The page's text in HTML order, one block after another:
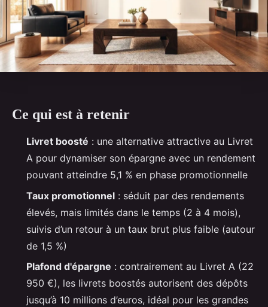
Ce qui est à retenir
Livret boosté : une alternative attractive au Livret
A pour dynamiser son épargne avec un rendement
pouvant atteindre 5,1 % en phase promotionnelle
Taux promotionnel : séduit par des rendements
élevés, mais limités dans le temps (2 à 4 mois),
suivis d’un retour à un taux brut plus faible (autour
de 1,5 %)
Plafond d'épargne : contrairement au Livret A (22
950 €), les livrets boostés autorisent des dépôts
jusqu’à 10 millions d’euros, idéal pour les grandes